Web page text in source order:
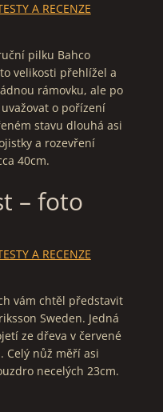
A RECENZE
pilku Bahco
velikosti přehlížel a
rámovku, ale po
o pořízení
stavu dlouhá asi
a rozevření
40cm.
– foto
A RECENZE
vám chtěl představit
Sweden. Jedná
ze dřeva v červené
Celý nůž měří asi
necelých 23cm.